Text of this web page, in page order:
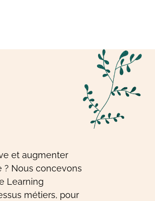
et augmenter
? Nous concevons
Learning
métiers, pour